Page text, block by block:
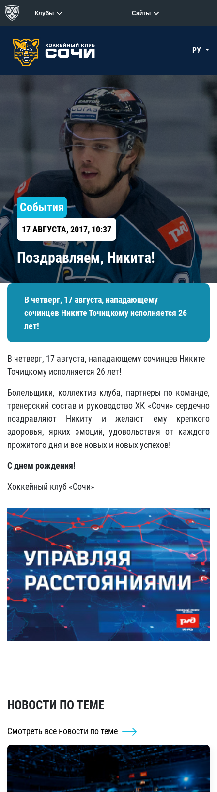
Клубы Сайты
РУ
События
17 АВГУСТА, 2017, 10:37
Поздравляем, Никита!
В четверг, 17 августа, нападающему
сочинцев Никите Точицкому исполняется 26
лет!
В четверг, 17 августа, нападающему сочинцев Никите
Точицкому исполняется 26 лет!
Болельщики, коллектив клуба, партнеры по команде,
тренерский состав и руководство ХК «Сочи» сердечно
поздравляют Никиту и желают ему крепкого
здоровья, ярких эмоций, удовольствия от каждого
прожитого дня и все новых и новых успехов!
С днем рождения!
Хоккейный клуб «Сочи»
НОВОСТИ ПО ТЕМЕ
Смотреть все новости по теме